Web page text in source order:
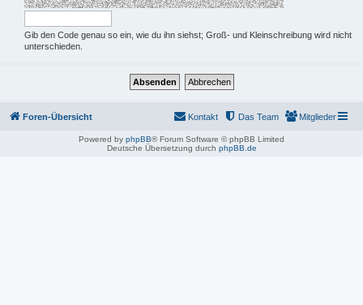
Gib den Code genau so ein, wie du ihn siehst; Groß- und Kleinschreibung wird nicht
unterschieden.
Foren-Übersicht Mitglieder
Das Team
Kontakt
Powered by phpBB® Forum Software © phpBB Limited
Deutsche Übersetzung durch phpBB.de